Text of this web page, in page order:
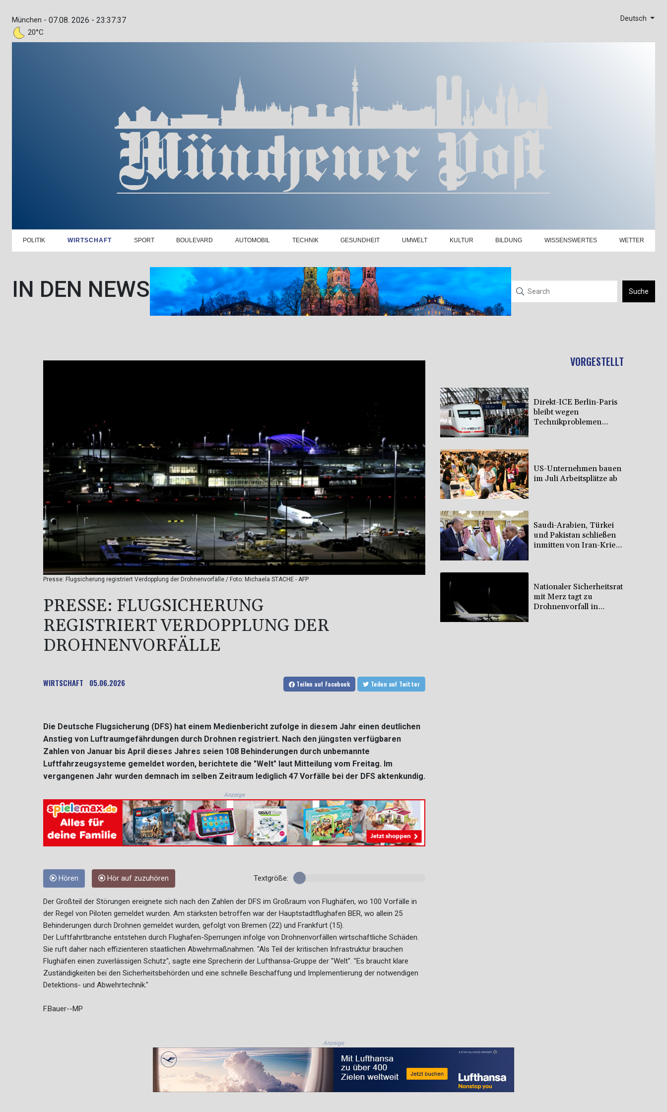
München -
20°C
07.08. 2026 - 23:37:38 Deutsch
POLITIK WIRTSCHAFT SPORT BOULEVARD AUTOMOBIL TECHNIK GESUNDHEIT UMWELT KULTUR BILDUNG WISSENSWERTES WETTER
IN DEN NEWS Suche
Presse: Flugsicherung registriert Verdopplung der Drohnenvorfälle / Foto: Michaela STACHE - AFP
PRESSE: FLUGSICHERUNG
REGISTRIERT VERDOPPLUNG DER
DROHNENVORFÄLLE
WIRTSCHAFT 05.06.2026 Teilen auf Facebook Teilen auf Twitter
Die Deutsche Flugsicherung (DFS) hat einem Medienbericht zufolge in diesem Jahr einen deutlichen
Anstieg von Luftraumgefährdungen durch Drohnen registriert. Nach den jüngsten verfügbaren
Zahlen von Januar bis April dieses Jahres seien 108 Behinderungen durch unbemannte
Luftfahrzeugsysteme gemeldet worden, berichtete die "Welt" laut Mitteilung vom Freitag. Im
vergangenen Jahr wurden demnach im selben Zeitraum lediglich 47 Vorfälle bei der DFS aktenkundig.
Anzeige
Hören Hör auf zuzuhören Textgröße:
Der Großteil der Störungen ereignete sich nach den Zahlen der DFS im Großraum von Flughäfen, wo 100 Vorfälle in
der Regel von Piloten gemeldet wurden. Am stärksten betroffen war der Hauptstadtflughafen BER, wo allein 25
Behinderungen durch Drohnen gemeldet wurden, gefolgt von Bremen (22) und Frankfurt (15).
Der Luftfahrtbranche entstehen durch Flughafen-Sperrungen infolge von Drohnenvorfällen wirtschaftliche Schäden.
Sie ruft daher nach effizienteren staatlichen Abwehrmaßnahmen. "Als Teil der kritischen Infrastruktur brauchen
Flughäfen einen zuverlässigen Schutz", sagte eine Sprecherin der Lufthansa-Gruppe der "Welt". "Es braucht klare
Zuständigkeiten bei den Sicherheitsbehörden und eine schnelle Beschaffung und Implementierung der notwendigen
Detektions- und Abwehrtechnik."
F.Bauer--MP
VORGESTELLT
Direkt-ICE Berlin-Paris
bleibt wegen
Technikproblemen
US-Unternehmen bauen
im Juli Arbeitsplätze ab
Saudi-Arabien, Türkei
und Pakistan schließen
inmitten von Iran-Krieg
Nationaler Sicherheitsrat
mit Merz tagt zu
Drohnenvorfall in
Anzeige